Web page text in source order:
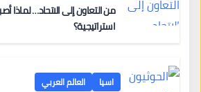
من التعاون إلى الاتحاد… لماذا
استراتيجية؟
اسيا العالم العربي